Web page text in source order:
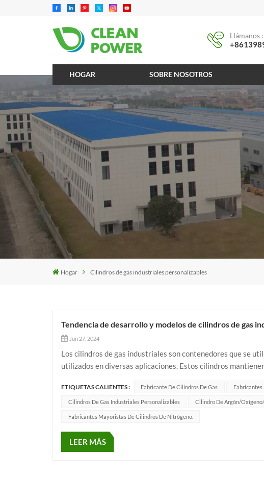
Llámanos :
HOGAR SOBRE NOSOTROS
Hogar Cilindros de gas industriales personalizables
Tendencia de desarrollo y modelos de cilindros de gas
Jun 27, 2024
Los cilindros de gas industriales son contenedores que se
utilizados en diversas aplicaciones. Estos cilindros
ETIQUETAS CALIENTES : Fabricante De Cilindros De Gas Fabricantes
Cilindros De Gas Industriales Personalizables Cilindro De Argón/
Fabricantes Mayoristas De Cilindros De Nitrógeno.
LEER MÁS